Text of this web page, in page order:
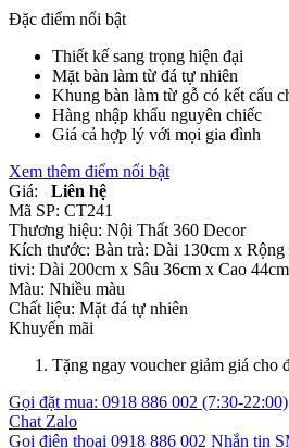
Đặc điểm nổi bật
Thiết kế sang trọng hiện đại
Mặt bàn làm từ đá tự nhiên
Khung bàn làm từ gỗ có kết cấu
Hàng nhập khẩu nguyên chiếc
Giá cả hợp lý với mọi gia đình
Xem thêm điểm nổi bật
Giá:
Liên hệ
Mã SP: CT241
Thương hiệu: Nội Thất 360 Decor
Kích thước: Bàn trà: Dài 130cm x
tivi: Dài 200cm x Sâu 36cm x Cao 44cm
Màu: Nhiều màu
Chất liệu: Mặt đá tự nhiên
Khuyến mãi
Tặng ngay voucher giảm giá cho
Gọi đặt mua: 0918 886 002 (7:30-22:00)
Chat Zalo
Gọi điện thoại 0918 886 002 Nhắn tin